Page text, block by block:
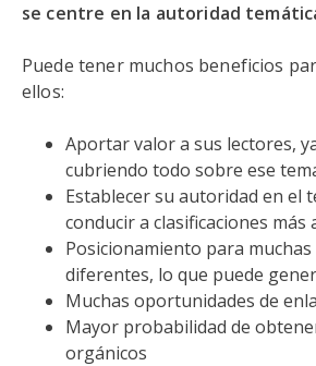
se centre en la autoridad
Puede tener muchos beneficios
ellos:
Aportar valor a sus lectores,
cubriendo todo sobre ese
Establecer su autoridad en el
conducir a clasificaciones más
Posicionamiento para
diferentes, lo que puede
Muchas oportunidades de
Mayor probabilidad de
orgánicos